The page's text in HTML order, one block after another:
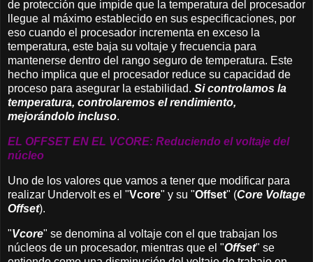
de protección que impide que la temperatura del procesador
llegue al máximo establecido en sus especificaciones, por
eso cuando el procesador incrementa en exceso la
temperatura, este baja su voltaje y frecuencia para
mantenerse dentro del rango seguro de temperatura. Este
hecho implica que el procesador reduce su capacidad de
proceso para asegurar la estabilidad. Si controlamos la
temperatura, controlaremos el rendimiento,
mejorándolo incluso.
EL OFFSET EN EL VCORE: Reduciendo el voltaje del
núcleo
Uno de los valores que vamos a tener que modificar para
realizar Undervolt es el "Vcore" y su "Offset" (Core Voltage
Offset).
"Vcore" se denomina al voltaje con el que trabajan los
núcleos de un procesador, mientras que el "Offset" se